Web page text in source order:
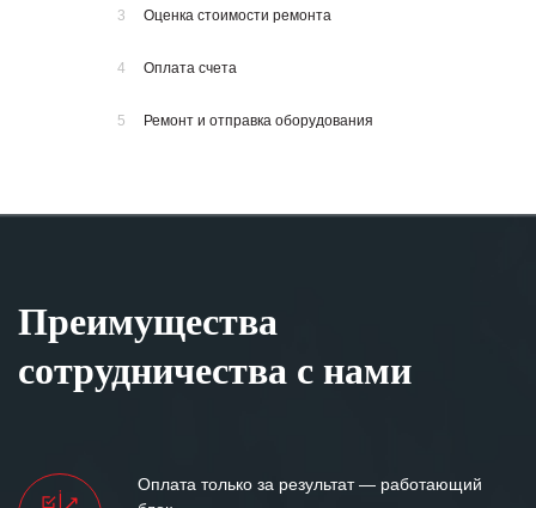
3 Оценка стоимости ремонта
4 Оплата счета
5 Ремонт и отправка оборудования
Преимущества
сотрудничества с нами
Оплата только за результат — работающий